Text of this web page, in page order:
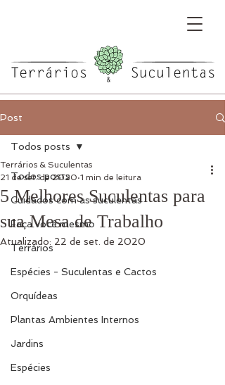
Post
Todos posts
Cuidados com as suculentas
Faça você mesmo
Terrários
Espécies - Suculentas e Cactos
Orquídeas
Plantas Ambientes Internos
Jardins
Espécies
Todos posts
5 Melhores Suculentas para
sua Mesa de Trabalho
Terrários & Suculentas
21 de set. de 2020 1 min de leitura
Atualizado: 22 de set. de 2020